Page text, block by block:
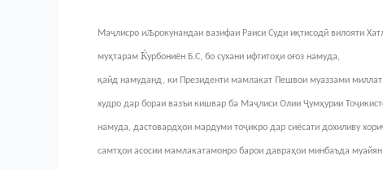
Маҷлисро иљрокунандаи вазифаи Раиси Суди иқтисодӣ вилояти
муҳтарам Ќурбониён Б.С, бо сухани ифтитоҳи оғоз намуда,
қайд намуданд, ки Президенти мамлакат Пешвои муаззами
худро дар бораи вазъи кишвар ба Маҷлиси Олии Ҷумҳурии
намуда, дастовардҳои мардуми тоҷикро дар сиёсати дохиливу
самтҳои асосии мамлакатамонро барои давраҳои минбаъда